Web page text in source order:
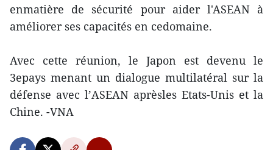
enmatière de sécurité pour aider l'ASEAN à
améliorer ses capacités en cedomaine.
Avec cette réunion, le Japon est devenu le
3epays menant un dialogue multilatéral sur la
défense avec l’ASEAN aprèsles Etats-Unis et la
Chine. -VNA